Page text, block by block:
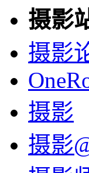
摄影
摄影
摄影
摄影